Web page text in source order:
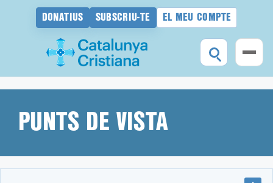
DONATIUS SUBSCRIU-TE EL MEU COMPTE
contingutPUNTS DE VISTA